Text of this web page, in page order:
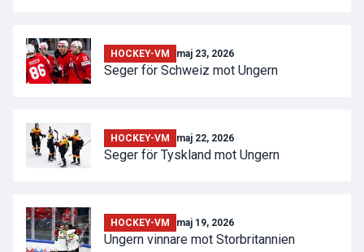
HOCKEY-VM maj 23, 2026
Seger för Schweiz mot Ungern
HOCKEY-VM maj 22, 2026
Seger för Tyskland mot Ungern
HOCKEY-VM maj 19, 2026
Ungern vinnare mot Storbritannien